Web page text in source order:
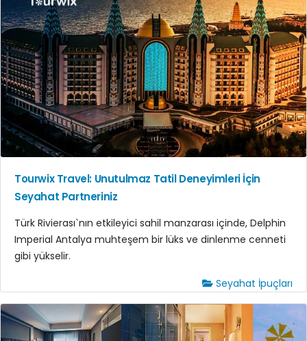
Tourwix Travel: Unutulmaz Tatil Deneyimleri İçin
Seyahat Partneriniz
Türk Rivierası`nın etkileyici sahil manzarası içinde, Delphin
Imperial Antalya muhteşem bir lüks ve dinlenme cenneti
gibi yükselir.
Seyahat İpuçları